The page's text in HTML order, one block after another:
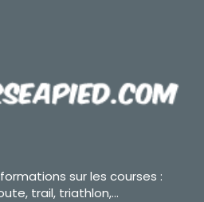
sur les courses :
trail, triathlon,...